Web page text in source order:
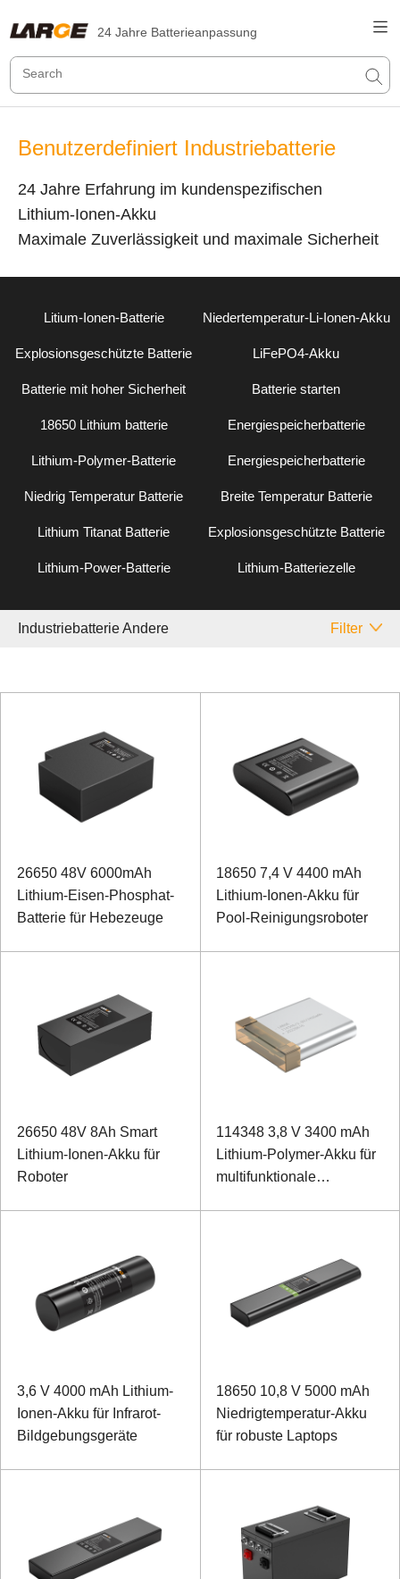
24 Jahre Batterieanpassung
Benutzerdefiniert Industriebatterie
24 Jahre Erfahrung im kundenspezifischen
Lithium-Ionen-Akku
Maximale Zuverlässigkeit und maximale Sicherheit
Litium-Ionen-Batterie Niedertemperatur-Li-Ionen-Akku
Explosionsgeschützte Batterie LiFePO4-Akku
Batterie mit hoher Sicherheit Batterie starten
18650 Lithium batterie Energiespeicherbatterie
Lithium-Polymer-Batterie Energiespeicherbatterie
Niedrig Temperatur Batterie Breite Temperatur Batterie
Lithium Titanat Batterie Explosionsgeschützte Batterie
Lithium-Power-Batterie Lithium-Batteriezelle
Industriebatterie Andere Filter
26650 48V 6000mAh
Lithium-Eisen-Phosphat-
Batterie für Hebezeuge
18650 7,4 V 4400 mAh
Lithium-Ionen-Akku für
Pool-Reinigungsroboter
26650 48V 8Ah Smart
Lithium-Ionen-Akku für
Roboter
114348 3,8 V 3400 mAh
Lithium-Polymer-Akku für
multifunktionale
3,6 V 4000 mAh Lithium-
Ionen-Akku für Infrarot-
Bildgebungsgeräte
18650 10,8 V 5000 mAh
Niedrigtemperatur-Akku
für robuste Laptops